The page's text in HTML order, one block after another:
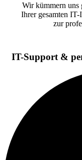
Wir kümmern uns
Ihrer gesamten
zur
IT-Support &